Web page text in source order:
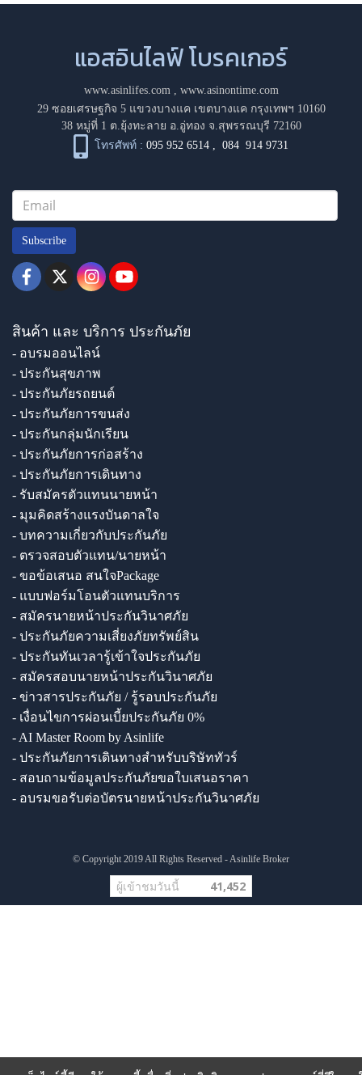
แอสอินไลฟ์ โบรคเกอร์
www.asinlifes.com, www.asinontime.com
29 ซอยเศรษฐกิจ 5 แขวงบางแค เขตบางแค กรุงเทพฯ 10160
38 หมู่ที่ 1 ต.ยุ้งทะลาย อ.อู่ทอง จ.สุพรรณบุรี 72160
โทรศัพท์ : 095 952 6514 ,084 914 9731
Subscribe
สินค้า และ บริการ ประกันภัย
- อบรมออนไลน์
- ประกันสุขภาพ
- ประกันภัยรถยนต์
- ประกันภัยการขนส่ง
- ประกันกลุ่มนักเรียน
- ประกันภัยการก่อสร้าง
- ประกันภัยการเดินทาง
- รับสมัครตัวแทนนายหน้า
- มุมคิดสร้างแรงบันดาลใจ
- บทความเกี่ยวกับประกันภัย
- ตรวจสอบตัวแทน/นายหน้า
- ขอข้อเสนอ สนใจPackage
- แบบฟอร์มโอนตัวแทนบริการ
- สมัครนายหน้าประกันวินาศภัย
- ประกันภัยความเสี่ยงภัยทรัพย์สิน
- ประกันทันเวลารู้เข้าใจประกันภัย
- สมัครสอบนายหน้าประกันวินาศภัย
- ข่าวสารประกันภัย / รู้รอบประกันภัย
- เงื่อนไขการผ่อนเบี้ยประกันภัย 0%
- AI Master Room by Asinlife
- ประกันภัยการเดินทางสำหรับบริษัททัวร์
- สอบถามข้อมูลประกันภัยขอใบเสนอราคา
- อบรมขอรับต่อบัตรนายหน้าประกันวินาศภัย
© Copyright 2019 All Rights Reserved - Asinlife Broker
ผู้เข้าชมวันนี้ 41,452